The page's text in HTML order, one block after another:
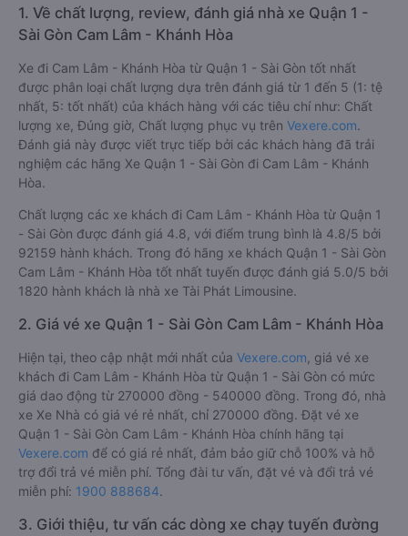
1. Về chất lượng, review, đánh giá nhà xe Quận 1 -
Sài Gòn Cam Lâm - Khánh Hòa
Xe đi Cam Lâm - Khánh Hòa từ Quận 1 - Sài Gòn tốt nhất
được phân loại chất lượng dựa trên đánh giá từ 1 đến 5 (1: tệ
nhất, 5: tốt nhất) của khách hàng với các tiêu chí như: Chất
lượng xe, Đúng giờ, Chất lượng phục vụ trên Vexere.com.
Đánh giá này được viết trực tiếp bởi các khách hàng đã trải
nghiệm các hãng Xe Quận 1 - Sài Gòn đi Cam Lâm - Khánh
Hòa.
Chất lượng các xe khách đi Cam Lâm - Khánh Hòa từ Quận 1
- Sài Gòn được đánh giá 4.8, với điểm trung bình là 4.8/5 bởi
92159 hành khách. Trong đó hãng xe khách Quận 1 - Sài Gòn
Cam Lâm - Khánh Hòa tốt nhất tuyến được đánh giá 5.0/5 bởi
1820 hành khách là nhà xe Tài Phát Limousine.
2. Giá vé xe Quận 1 - Sài Gòn Cam Lâm - Khánh Hòa
Hiện tại, theo cập nhật mới nhất của Vexere.com , giá vé xe
khách đi Cam Lâm - Khánh Hòa từ Quận 1 - Sài Gòn có mức
giá dao động từ 270000 đồng - 540000 đồng. Trong đó, nhà
xe Xe Nhà có giá vé rẻ nhất, chỉ 270000 đồng. Đặt vé xe
Quận 1 - Sài Gòn Cam Lâm - Khánh Hòa chính hãng tại
Vexere.com để có giá rẻ nhất, đảm bảo giữ chỗ 100% và hỗ
trợ đổi trả vé miễn phí. Tổng đài tư vấn, đặt vé và đổi trả vé
miễn phí: 1900 888684.
3. Giới thiệu, tư vấn các dòng xe chạy tuyến đường